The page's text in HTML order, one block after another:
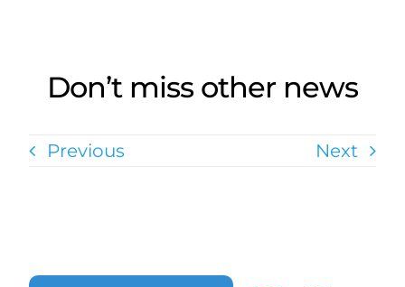
Don’t miss other news
Previous Next